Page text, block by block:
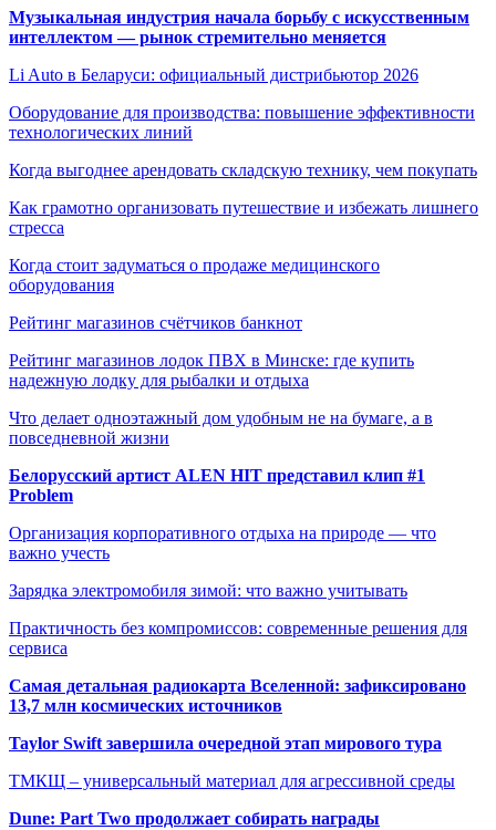
Музыкальная индустрия начала борьбу с искусственным
интеллектом — рынок стремительно меняется
Li Auto в Беларуси: официальный дистрибьютор 2026
Оборудование для производства: повышение эффективности
технологических линий
Когда выгоднее арендовать складскую технику, чем покупать
Как грамотно организовать путешествие и избежать лишнего
стресса
Когда стоит задуматься о продаже медицинского
оборудования
Рейтинг магазинов счётчиков банкнот
Рейтинг магазинов лодок ПВХ в Минске: где купить
надежную лодку для рыбалки и отдыха
Что делает одноэтажный дом удобным не на бумаге, а в
повседневной жизни
Белорусский артист ALEN HIT представил клип #1
Problem
Организация корпоративного отдыха на природе — что
важно учесть
Зарядка электромобиля зимой: что важно учитывать
Практичность без компромиссов: современные решения для
сервиса
Самая детальная радиокарта Вселенной: зафиксировано
13,7 млн космических источников
Taylor Swift завершила очередной этап мирового тура
ТМКЩ – универсальный материал для агрессивной среды
Dune: Part Two продолжает собирать награды